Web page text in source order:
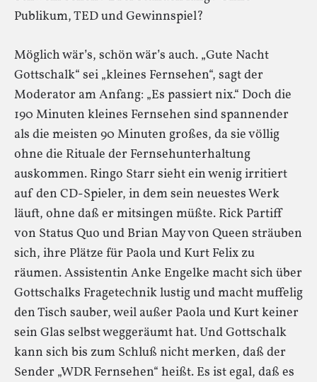
Publikum, TED und Gewinnspiel?
Möglich wär’s, schön wär’s auch. „Gute Nacht
Gottschalk“ sei „kleines Fernsehen“, sagt der
Moderator am Anfang: „Es passiert nix.“ Doch die
190 Minuten kleines Fernsehen sind spannender
als die meisten 90 Minuten großes, da sie völlig
ohne die Rituale der Fernsehunterhaltung
auskommen. Ringo Starr sieht ein wenig irritiert
auf den CD-Spieler, in dem sein neuestes Werk
läuft, ohne daß er mitsingen müßte. Rick Partiff
von Status Quo und Brian May von Queen sträuben
sich, ihre Plätze für Paola und Kurt Felix zu
räumen. Assistentin Anke Engelke macht sich über
Gottschalks Fragetechnik lustig und macht muffelig
den Tisch sauber, weil außer Paola und Kurt keiner
sein Glas selbst weggeräumt hat. Und Gottschalk
kann sich bis zum Schluß nicht merken, daß der
Sender „WDR Fernsehen“ heißt. Es ist egal, daß es